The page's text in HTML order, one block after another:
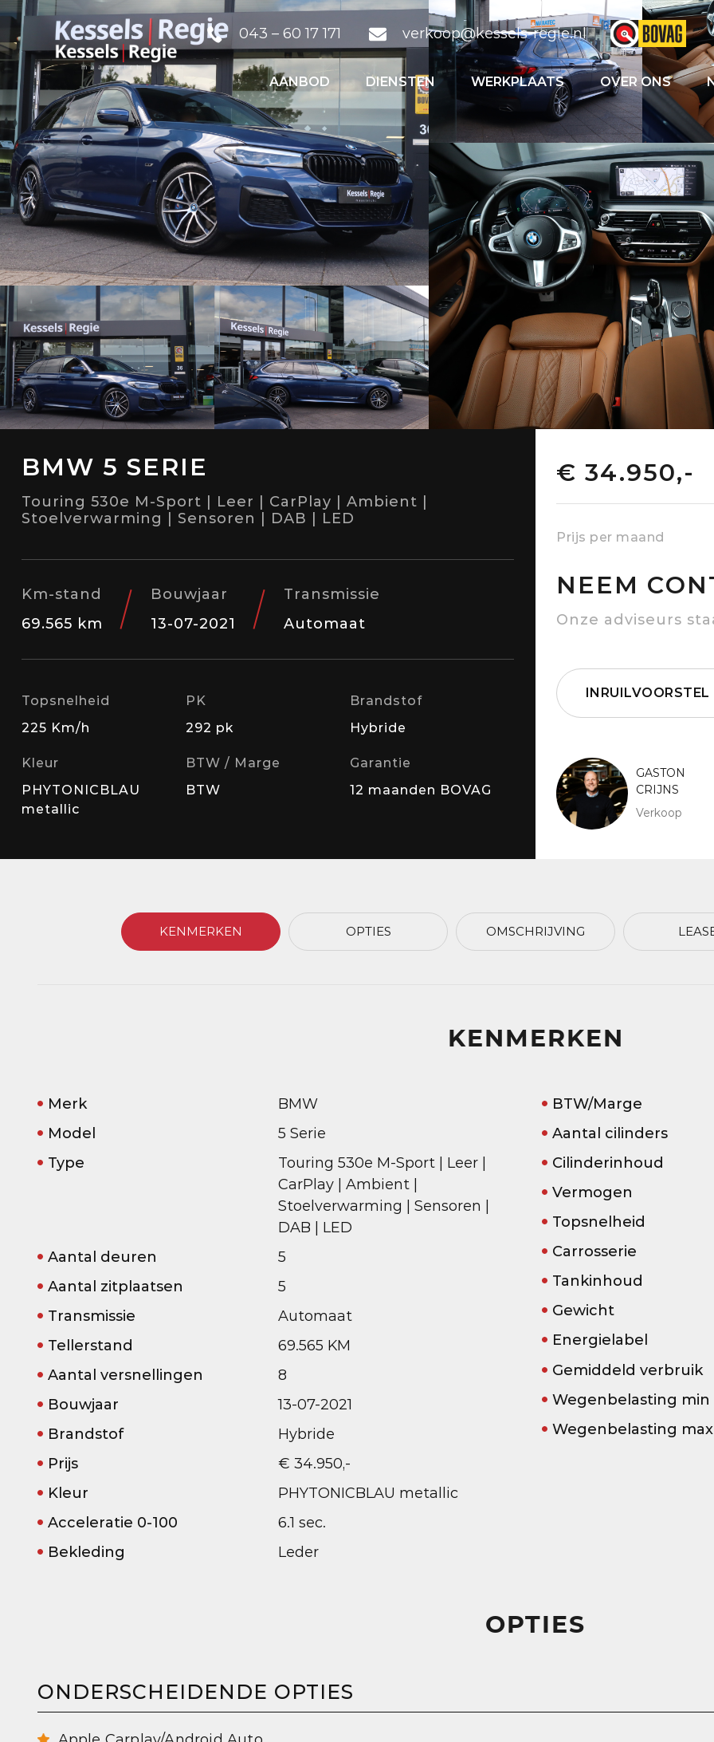
043 – 60 17 171 verkoop@kessels-regie.nl
AANBOD DIENSTEN WERKPLAATS OVER ONS
BMW 5 SERIE
Touring 530e M-Sport | Leer | CarPlay | Ambient |
Stoelverwarming | Sensoren | DAB | LED
Km-stand
69.565 km
Bouwjaar
13-07-2021
Transmissie
Automaat
Topsnelheid
225 Km/h
PK
292 pk
Brandstof
Hybride
Kleur
PHYTONICBLAU
metallic
BTW / Marge
BTW
Garantie
12 maanden BOVAG
€ 34.950,-
Prijs per maand
NEEM
Onze adviseurs
INRUILVOORSTEL
GASTON
CRIJNS
Verkoop
KENMERKEN OPTIES OMSCHRIJVING
KENMERKEN
Merk
BMW
Model
5 Serie
Type
Touring 530e M-Sport | Leer |
CarPlay | Ambient |
Stoelverwarming | Sensoren |
DAB | LED
Aantal deuren
5
Aantal zitplaatsen
5
Transmissie
Automaat
Tellerstand
69.565 KM
Aantal versnellingen
8
Bouwjaar
13-07-2021
Brandstof
Hybride
Prijs
€ 34.950,-
Kleur
PHYTONICBLAU metallic
Acceleratie 0-100
6.1 sec.
Bekleding
Leder
BTW/Marge
Aantal cilinders
Cilinderinhoud
Vermogen
Topsnelheid
Carrosserie
Tankinhoud
Gewicht
Energielabel
Gemiddeld verbruik
Wegenbelasting min
Wegenbelasting max
OPTIES
ONDERSCHEIDENDE OPTIES